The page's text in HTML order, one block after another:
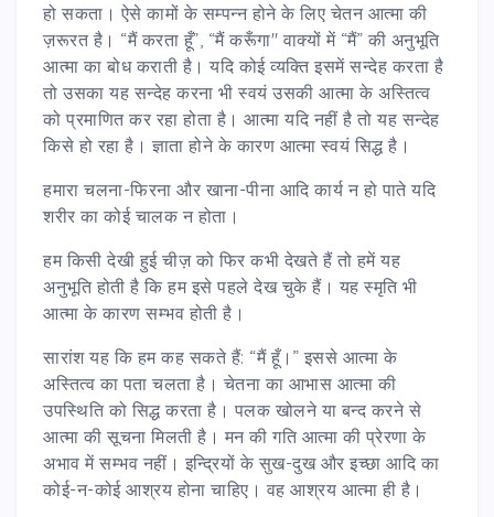
हो सकता। ऐसे कामों के सम्पन्न होने के लिए चेतन आत्मा की
ज़रूरत है। “मैं करता हूँ”, “मैं करूँगा" वाक्यों में “मैं” की अनुभूति
आत्मा का बोध कराती है। यदि कोई व्यक्ति इसमें सन्देह करता है
तो उसका यह सन्देह करना भी स्वयं उसकी आत्मा के अस्तित्व
को प्रमाणित कर रहा होता है। आत्मा यदि नहीं है तो यह सन्देह
किसे हो रहा है। ज्ञाता होने के कारण आत्मा स्वयं सिद्ध है।
हमारा चलना-फिरना और खाना-पीना आदि कार्य न हो पाते यदि
शरीर का कोई चालक न होता।
हम किसी देखी हुई चीज़ को फिर कभी देखते हैं तो हमें यह
अनुभूति होती है कि हम इसे पहले देख चुके हैं। यह स्मृति भी
आत्मा के कारण सम्भव होती है।
सारांश यह कि हम कह सकते हैं: “मैं हूँ।” इससे आत्मा के
अस्तित्व का पता चलता है। चेतना का आभास आत्मा की
उपस्थिति को सिद्ध करता है। पलक खोलने या बन्द करने से
आत्मा की सूचना मिलती है। मन की गति आत्मा की प्रेरणा के
अभाव में सम्भव नहीं। इन्द्रियों के सुख-दुख और इच्छा आदि का
कोई-न-कोई आश्रय होना चाहिए। वह आश्रय आत्मा ही है।